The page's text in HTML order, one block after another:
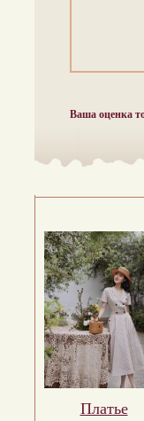
Ваша оценка
Платье